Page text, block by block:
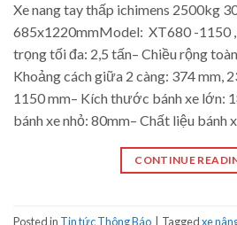
Xe nang tay thấp ichimens 2500kg
685x1220mmModel: XT680 -1150
trọng tối đa: 2,5 tấn– Chiều rộng
Khoảng cách giữa 2 càng: 374 mm,
1150 mm– Kích thước bánh xe lớn:
bánh xe nhỏ: 80mm– Chất liệu bánh
CONTINUE
Posted in Tin tức Thông Báo Taggedxe